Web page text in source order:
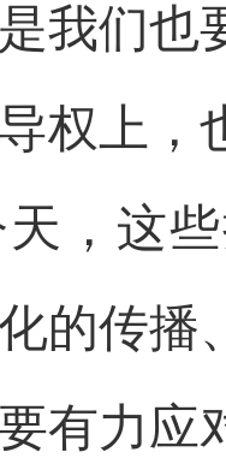
我们也
权上，
，这
的传播
有力应